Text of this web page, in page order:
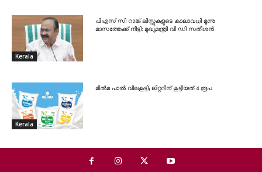
Kerala
പിഎസ് സി റാങ്ക് ലിസ്റ്റുകളുടെ കാലാവധി മൂന്നു
മാസത്തേക്ക് നീട്ടി: മുഖ്യമന്ത്രി വി ഡി സതീശൻ
Kerala
മിൽമ പാൽ വിലകൂട്ടി; ലിറ്ററിന് കൂട്ടിയത് 4 രൂപ